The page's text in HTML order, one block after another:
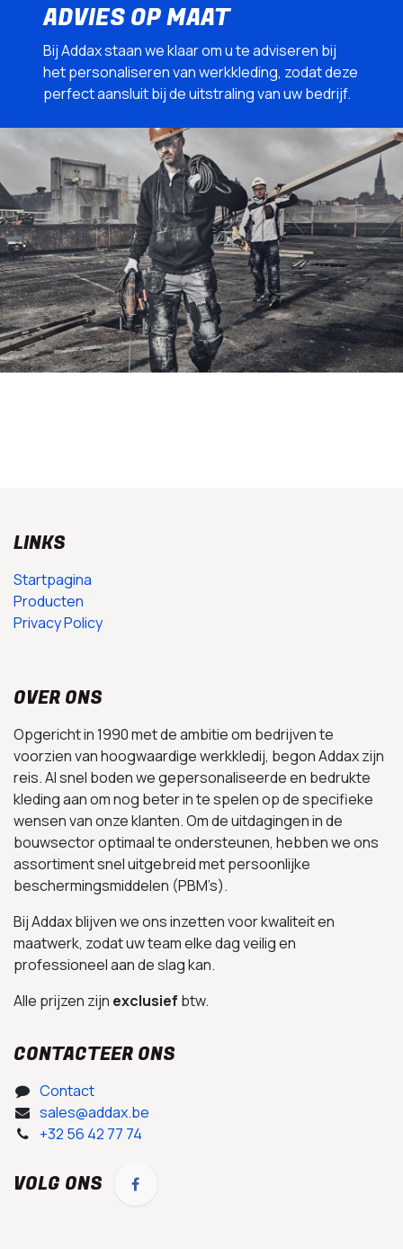
ADVIES OP MAAT
Bij Addax staan we klaar om u te adviseren bij
het personaliseren van werkkleding, zodat deze
perfect aansluit bij de uitstraling van uw bedrijf.
LINKS
Startpagina
Producten
Privacy Policy
OVER ONS
Opgericht in 1990 met de ambitie om bedrijven te
voorzien van hoogwaardige werkkledij, begon Addax zijn
reis. Al snel boden we gepersonaliseerde en bedrukte
kleding aan om nog beter in te spelen op de specifieke
wensen van onze klanten. Om de uitdagingen in de
bouwsector optimaal te ondersteunen, hebben we ons
assortiment snel uitgebreid met persoonlijke
beschermingsmiddelen (PBM’s).
Bij Addax blijven we ons inzetten voor kwaliteit en
maatwerk, zodat uw team elke dag veilig en
professioneel aan de slag kan.
Alle prijzen zijn exclusief btw.
CONTACTEER ONS
Contact
sales@addax.be
+32 56 42 77 74
VOLG ONS